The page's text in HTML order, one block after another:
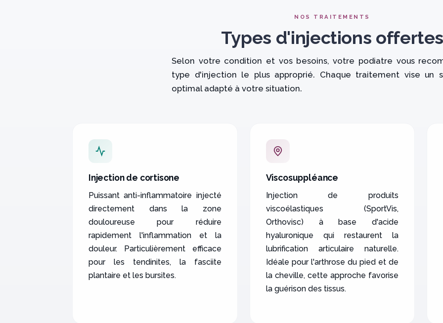
NOS TRAITEMENTS
Types d'injections
Selon votre condition et vos besoins, votre podiatre vous
type d'injection le plus approprié. Chaque traitement vise un
optimal adapté à votre situation.
Injection de cortisone
Puissant anti-inflammatoire injecté
directement dans la zone
douloureuse pour réduire
rapidement l'inflammation et la
douleur. Particulièrement efficace
pour les tendinites, la fasciite
plantaire et les bursites.
Viscosuppléance
Injection de produits
viscoélastiques (SportVis,
Orthovisc) à base d'acide
hyaluronique qui restaurent la
lubrification articulaire naturelle.
Idéale pour l'arthrose du pied et de
la cheville, cette approche favorise
la guérison des tissus.